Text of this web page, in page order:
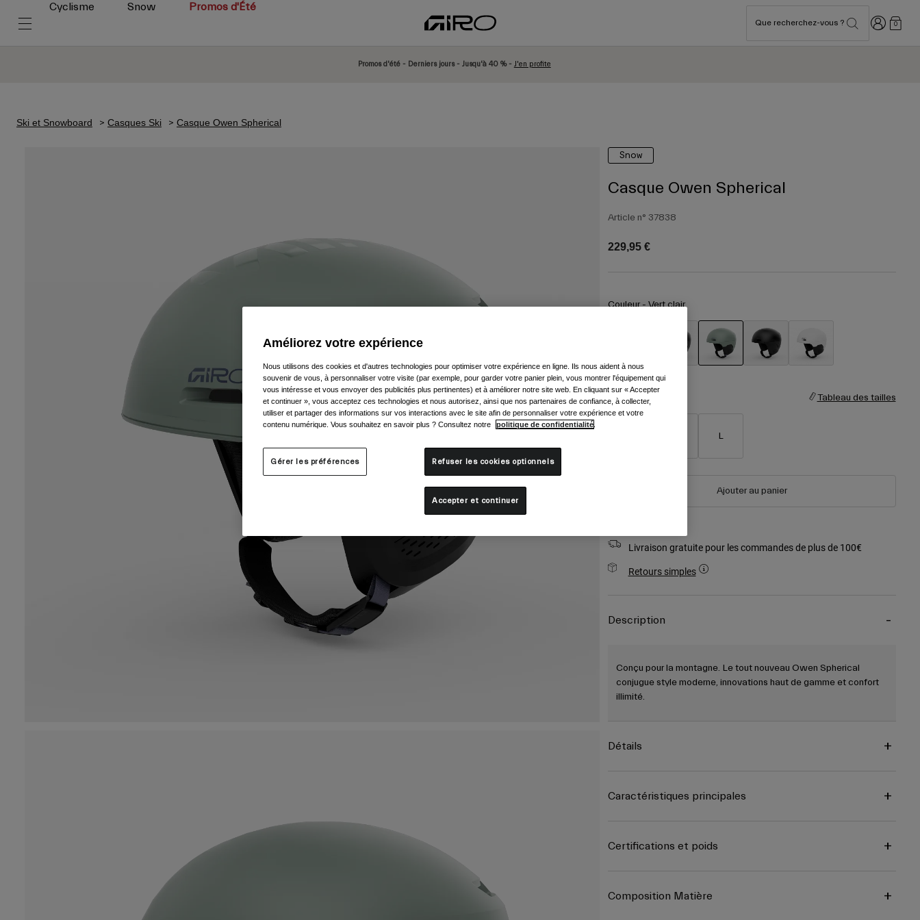
Cyclisme Snow Promos d'Été
Que recherchez-vous ? Connexion
0
Promos d'été - Derniers jours - Jusqu'à 40 % - J'en profite
Ski et Snowboard Casques Ski Casque Owen Spherical
Snow
Casque Owen Spherical
Article n° 37838
229,95 €
Couleur -Vert clair
Taille Tableau des tailles
L
Ajouter au panier
Livraison gratuite pour les commandes de plus de 100€
Retours simples
Description
Conçu pour la montagne. Le tout nouveau Owen Spherical
conjugue style moderne, innovations haut de gamme et confort
illimité.
Détails
Caractéristiques principales
Certifications et poids
Composition Matière
Améliorez votre expérience
Nous utilisons des cookies et d'autres technologies pour optimiser votre expérience en ligne. Ils nous aident à nous
souvenir de vous, à personnaliser votre visite (par exemple, pour garder votre panier plein, vous montrer l'équipement qui
vous intéresse et vous envoyer des publicités plus pertinentes) et à améliorer notre site web. En cliquant sur « Accepter
et continuer », vous acceptez ces technologies et nous autorisez, ainsi que nos partenaires de confiance, à collecter,
utiliser et partager des informations sur vos interactions avec le site afin de personnaliser votre expérience et votre
contenu numérique. Vous souhaitez en savoir plus ? Consultez notre
politique de confidentialité
Gérer les préférences Refuser les cookies optionnels
Accepter et continuer